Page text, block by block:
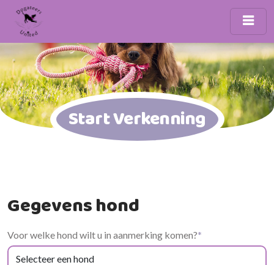
Start Verkenning
Gegevens hond
Voor welke hond wilt u in aanmerking komen?*